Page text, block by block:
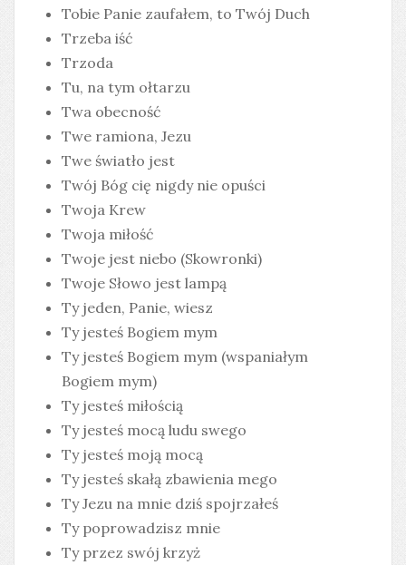
Tobie Panie zaufałem, to Twój Duch
Trzeba iść
Trzoda
Tu, na tym ołtarzu
Twa obecność
Twe ramiona, Jezu
Twe światło jest
Twój Bóg cię nigdy nie opuści
Twoja Krew
Twoja miłość
Twoje jest niebo (Skowronki)
Twoje Słowo jest lampą
Ty jeden, Panie, wiesz
Ty jesteś Bogiem mym
Ty jesteś Bogiem mym (wspaniałym
Bogiem mym)
Ty jesteś miłością
Ty jesteś mocą ludu swego
Ty jesteś moją mocą
Ty jesteś skałą zbawienia mego
Ty Jezu na mnie dziś spojrzałeś
Ty poprowadzisz mnie
Ty przez swój krzyż